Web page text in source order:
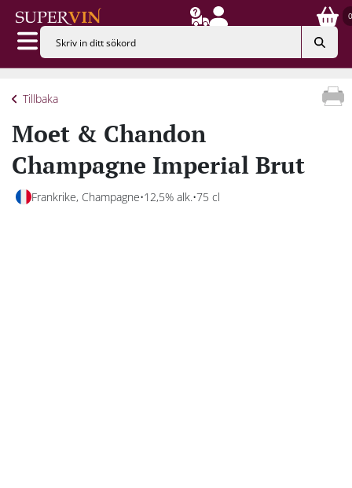
0
Tillbaka
Moet & Chandon
Champagne Imperial Brut
Frankrike, Champagne 12,5% alk. 75 cl